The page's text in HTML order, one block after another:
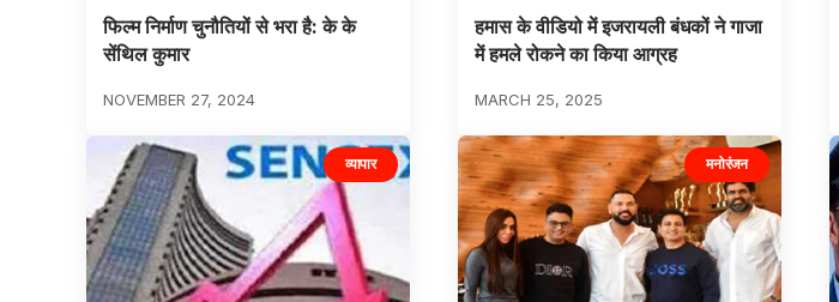
फिल्म निर्माण चुनौतियों से भरा है: के के
सेंथिल कुमार
NOVEMBER 27, 2024
हमास के वीडियो में इजरायली बंधकों ने गाजा
में हमले रोकने का किया आग्रह
MARCH 25, 2025
व्यापार मनोरंजन